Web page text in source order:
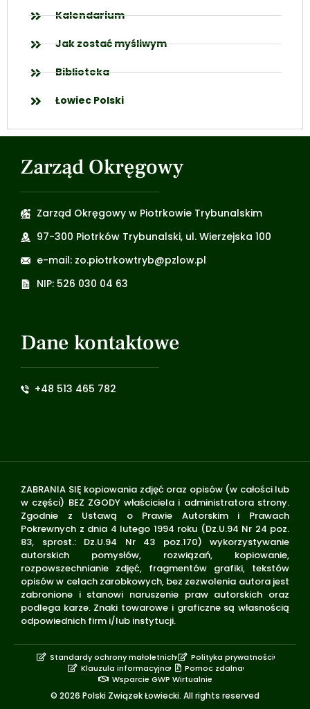
Kalendarium
Jak zostać myśliwym
Biblioteka
Łowiec Polski
Zarząd Okręgowy
Zarząd Okręgowy w Piotrkowie Trybunalskim
97-300 Piotrków Trybunalski, ul. Wierzejska 100
e-mail: zo.piotrkowtryb@pzlow.pl
NIP: 526 030 04 63
Dane kontaktowe
+48 513 465 782
ZABRANIA SIĘ kopiowania zdjęć oraz opisów (w całości lub
w części) BEZ ZGODY właściciela i administratora strony.
Zgodnie z Ustawą o Prawie Autorskim i Prawach
Pokrewnych z dnia 4 lutego 1994 roku (Dz.U.94 Nr 24 poz.
83, sprost.: Dz.U.94 Nr 43 poz.170) wykorzystywanie
autorskich pomysłów, rozwiązań, kopiowanie,
rozpowszechnianie zdjęć, fragmentów grafiki, tekstów
opisów w celach zarobkowych, bez zezwolenia autora jest
zabronione i stanowi naruszenie praw autorskich oraz
podlega karze. Znaki towarowe i graficzne są własnością
odpowiednich firm i/lub instytucji.
© 2026 Polski Związek Łowiecki. All rights reserved
Standardy ochrony małoletnich
Polityka prywatności
Klauzula informacyjna
Pomoc zdalna
Wsparcie GWP Wirtualnie